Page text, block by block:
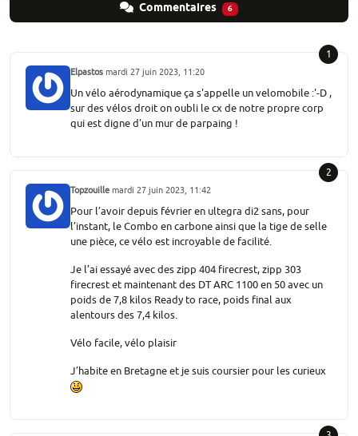
Commentaires 6
1
Elpastos mardi 27 juin 2023, 11:20
Un vélo aérodynamique ça s'appelle un velomobile :'-D ,
sur des vélos droit on oubli le cx de notre propre corp
qui est digne d'un mur de parpaing !
2
Topzouille mardi 27 juin 2023, 11:42
Pour l’avoir depuis février en ultegra di2 sans, pour
l’instant, le Combo en carbone ainsi que la tige de selle
une pièce, ce vélo est incroyable de facilité.
Je l’ai essayé avec des zipp 404 firecrest, zipp 303
firecrest et maintenant des DT ARC 1100 en 50 avec un
poids de 7,8 kilos Ready to race, poids final aux
alentours des 7,4 kilos.
Vélo facile, vélo plaisir
J’habite en Bretagne et je suis coursier pour les curieux